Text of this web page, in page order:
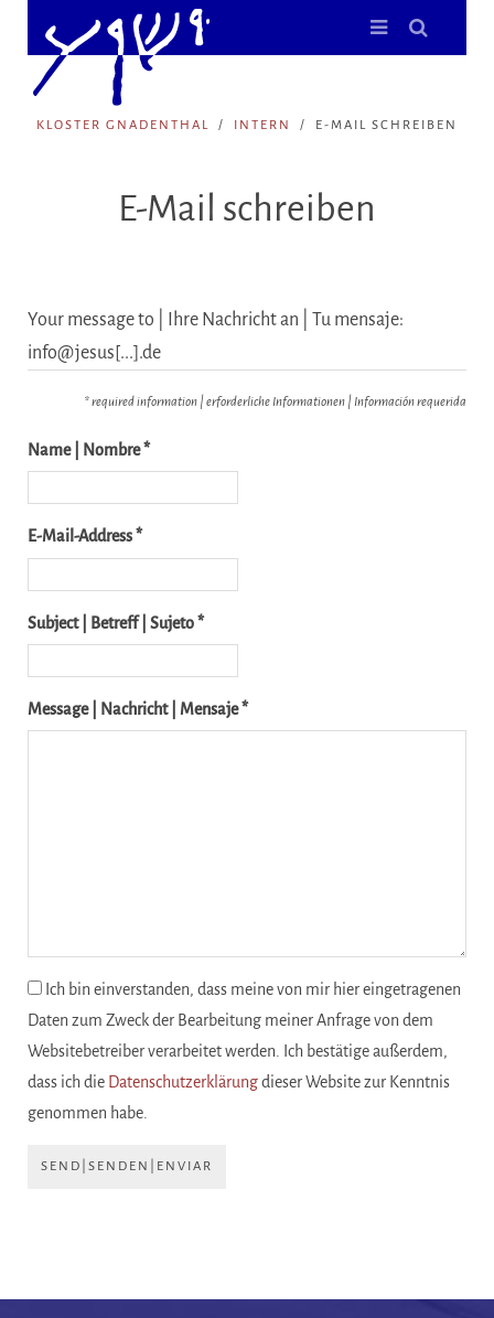
KLOSTER GNADENTHAL INTERN E-MAIL SCHREIBEN
E-Mail schreiben
Your message to | Ihre Nachricht an | Tu mensaje:
info@jesus[...].de
* required information | erforderliche Informationen | Información requerida
Name | Nombre *
E-Mail-Address *
Subject | Betreff | Sujeto *
Message | Nachricht | Mensaje *
Ich bin einverstanden, dass meine von mir hier eingetragenen
Daten zum Zweck der Bearbeitung meiner Anfrage von dem
Websitebetreiber verarbeitet werden. Ich bestätige außerdem,
dass ich die Datenschutzerklärungdieser Website zur Kenntnis
genommen habe.
SEND|SENDEN|ENVIAR